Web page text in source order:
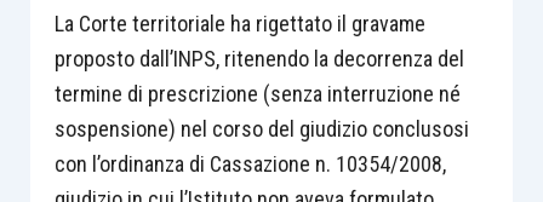
La Corte territoriale ha rigettato il gravame
proposto dall’INPS, ritenendo la decorrenza del
termine di prescrizione (senza interruzione né
sospensione) nel corso del giudizio conclusosi
con l’ordinanza di Cassazione n. 10354/2008,